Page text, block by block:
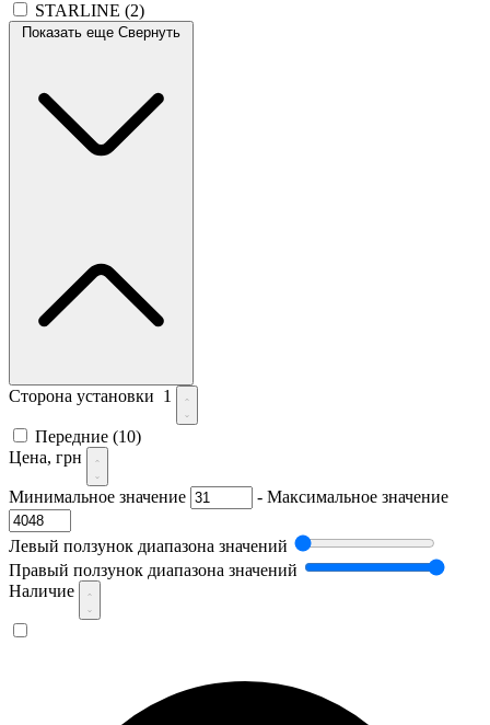
STARLINE (2)
Показать еще Свернуть
Сторона установки 1
Передние (10)
Цена, грн
Минимальное значение - Максимальное значение
Левый ползунок диапазона значений
Правый ползунок диапазона значений
Наличие